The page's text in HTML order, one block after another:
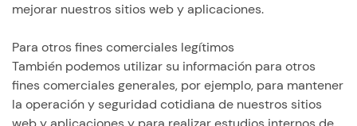
mejorar nuestros sitios web y aplicaciones.
Para otros fines comerciales legítimos
También podemos utilizar su información para otros
fines comerciales generales, por ejemplo, para mantener
la operación y seguridad cotidiana de nuestros sitios